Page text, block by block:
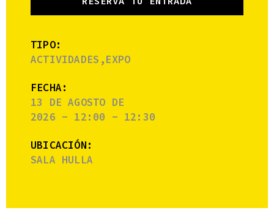
TIPO:
ACTIVIDADES,EXPO
FECHA:
13 DE AGOSTO DE
2026 - 12:00 - 12:30
UBICACIÓN:
SALA HULLA